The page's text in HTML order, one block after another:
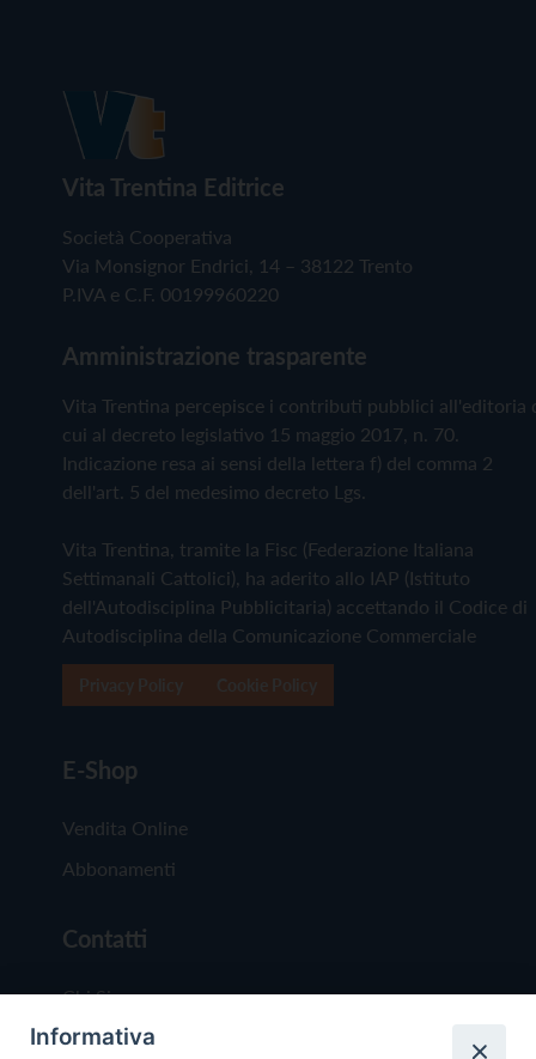
Vita Trentina Editrice
Società Cooperativa
Via Monsignor Endrici, 14 – 38122 Trento
P.IVA e C.F. 00199960220
Amministrazione trasparente
Vita Trentina percepisce i contributi pubblici all'editoria
cui al decreto legislativo 15 maggio 2017, n. 70.
Indicazione resa ai sensi della lettera f) del comma 2
dell'art. 5 del medesimo decreto Lgs.
Vita Trentina, tramite la Fisc (Federazione Italiana
Settimanali Cattolici), ha aderito allo IAP (Istituto
dell'Autodisciplina Pubblicitaria) accettando il Codice di
Autodisciplina della Comunicazione Commerciale
E-Shop
Vendita Online
Abbonamenti
Contatti
Chi Siamo
Redazione
Informativa